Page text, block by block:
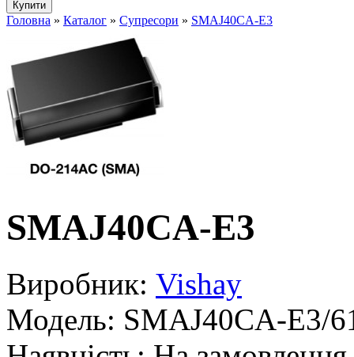
Головна » Каталог » Супресори » SMAJ40CA-E3
SMAJ40CA-E3
Виробник: Vishay
Модель: SMAJ40CA-E3/